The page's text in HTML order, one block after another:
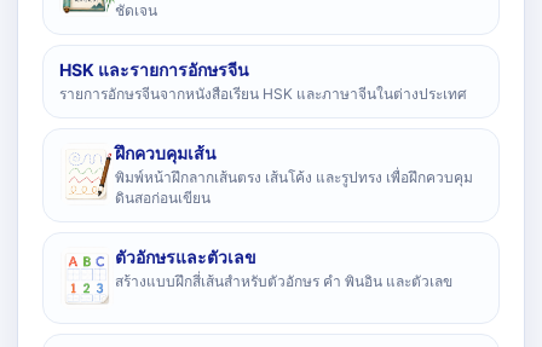
ชัดเจน
HSK และรายการอักษรจีน
รายการอักษรจีนจากหนังสือเรียน HSK และภาษาจีนในต่างประเทศ
ฝึกควบคุมเส้น
พิมพ์หน้าฝึกลากเส้นตรง เส้นโค้ง และรูปทรง เพื่อฝึกควบคุม
ดินสอก่อนเขียน
ตัวอักษรและตัวเลข
สร้างแบบฝึกสี่เส้นสำหรับตัวอักษร คำ พินอิน และตัวเลข